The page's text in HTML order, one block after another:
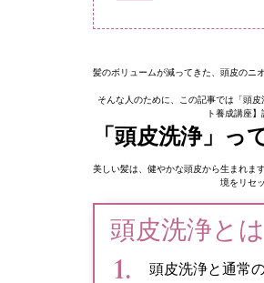
髪のボリュームが減ってきた、頭皮のニ
そんな人のために、この記事では「頭
ト養成講座
「頭皮洗浄」
美しい髪は、健やかな頭皮から生まれま
境をリセ
頭皮洗浄と
頭皮洗浄と通常